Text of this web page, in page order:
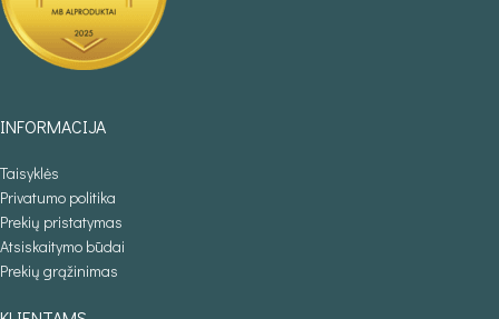
INFORMACIJA
Taisyklės
Privatumo politika
Prekių pristatymas
Atsiskaitymo būdai
Prekių grąžinimas